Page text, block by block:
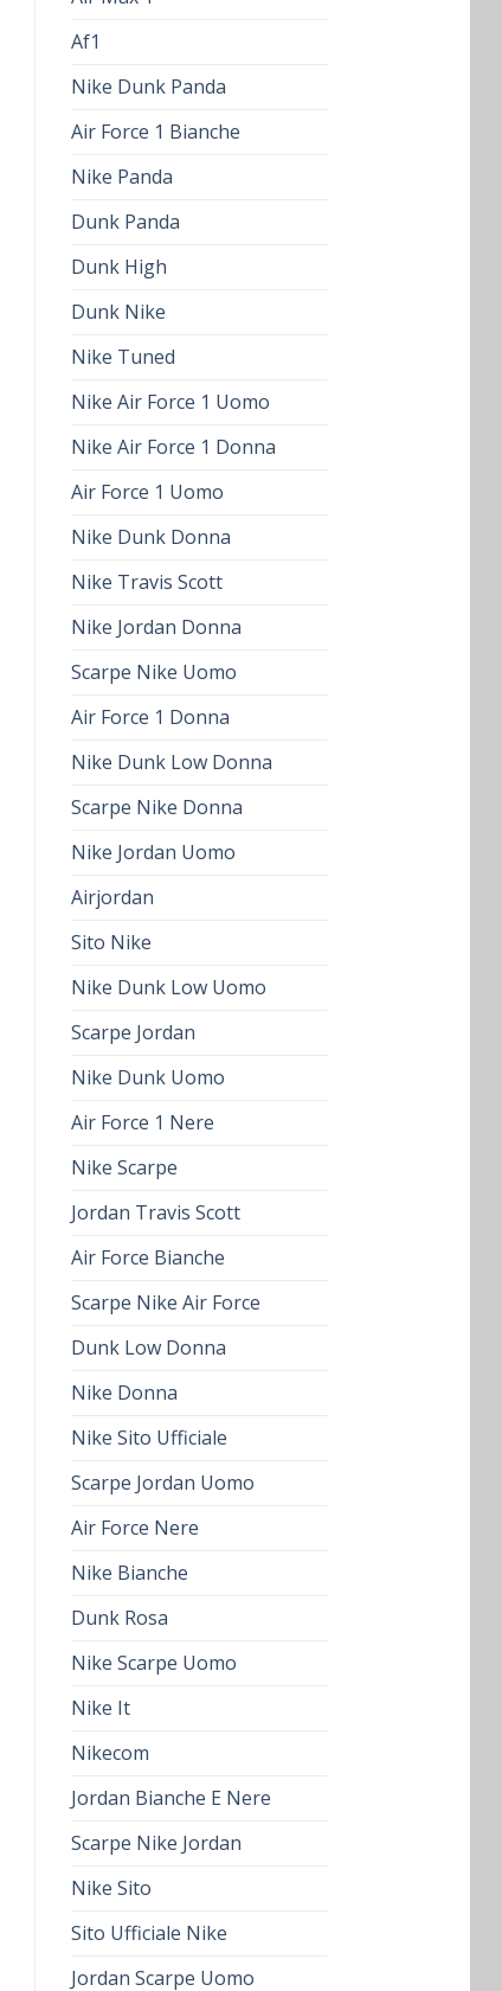
Af1
Nike Dunk Panda
Air Force 1 Bianche
Nike Panda
Dunk Panda
Dunk High
Dunk Nike
Nike Tuned
Nike Air Force 1 Uomo
Nike Air Force 1 Donna
Air Force 1 Uomo
Nike Dunk Donna
Nike Travis Scott
Nike Jordan Donna
Scarpe Nike Uomo
Air Force 1 Donna
Nike Dunk Low Donna
Scarpe Nike Donna
Nike Jordan Uomo
Airjordan
Sito Nike
Nike Dunk Low Uomo
Scarpe Jordan
Nike Dunk Uomo
Air Force 1 Nere
Nike Scarpe
Jordan Travis Scott
Air Force Bianche
Scarpe Nike Air Force
Dunk Low Donna
Nike Donna
Nike Sito Ufficiale
Scarpe Jordan Uomo
Air Force Nere
Nike Bianche
Dunk Rosa
Nike Scarpe Uomo
Nike It
Nikecom
Jordan Bianche E Nere
Scarpe Nike Jordan
Nike Sito
Sito Ufficiale Nike
Jordan Scarpe Uomo